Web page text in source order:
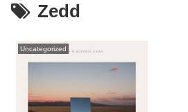
Zedd
Uncategorized